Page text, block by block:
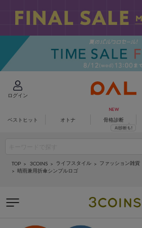
ログイン
ベストヒット オトナ 骨格診断
TOP 3COINS ライフスタイル ファッション雑貨
晴雨兼用折傘シンプルロゴ